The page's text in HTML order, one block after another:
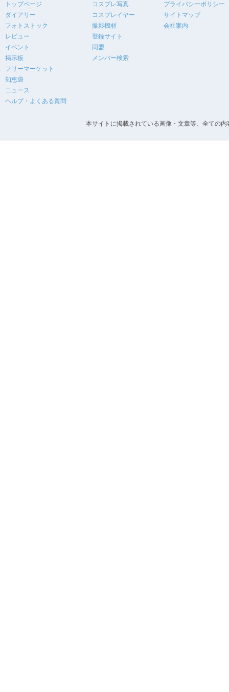
トップページ
ダイアリー
フォトストック
レビュー
イベント
掲示板
フリーマーケット
知恵袋
ニュース
ヘルプ・よくある質問
コスプレ写真
コスプレイヤー
撮影機材
登録サイト
同盟
メンバー検索
プライバシーポリシー
サイトマップ
会社案内
本サイトに掲載されている画像・文章等、全ての